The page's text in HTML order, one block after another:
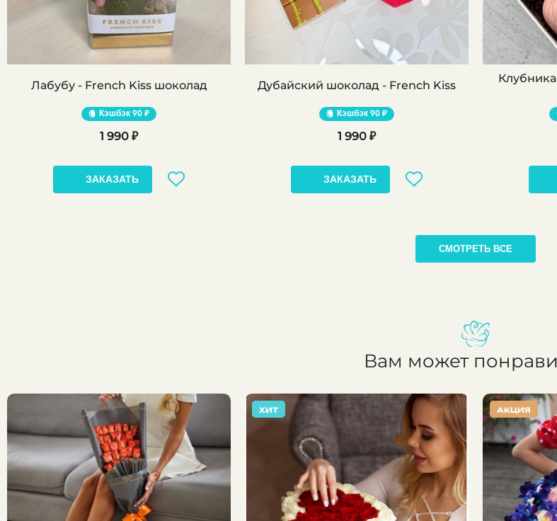
Лабубу - French Kiss шоколад
Кэшбэк90 ₽
1 990 ₽
ЗАКАЗАТЬ
Дубайский шоколад - French Kiss
Кэшбэк90 ₽
1 990 ₽
ЗАКАЗАТЬ
СМОТРЕТЬ ВСЕ
Вам может
ХИТ АКЦИЯ